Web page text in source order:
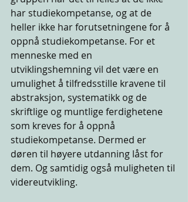
har studiekompetanse, og at de
heller ikke har forutsetningene for å
oppnå studiekompetanse. For et
menneske med en
utviklingshemning vil det være en
umulighet å tilfredsstille kravene til
abstraksjon, systematikk og de
skriftlige og muntlige ferdighetene
som kreves for å oppnå
studiekompetanse. Dermed er
døren til høyere utdanning låst for
dem. Og samtidig også muligheten til
videreutvikling.